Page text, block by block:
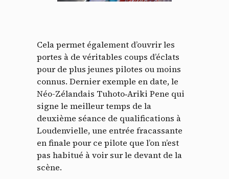
Cela permet également d’ouvrir les
portes à de véritables coups d’éclats
pour de plus jeunes pilotes ou moins
connus. Dernier exemple en date, le
Néo-Zélandais Tuhoto‑Ariki Pene qui
signe le meilleur temps de la
deuxième séance de qualifications à
Loudenvielle, une entrée fracassante
en finale pour ce pilote que l’on n’est
pas habitué à voir sur le devant de la
scène.